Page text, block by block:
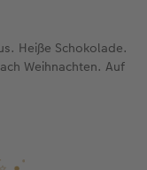
Heiße Schokolade.
Weihnachten. Auf